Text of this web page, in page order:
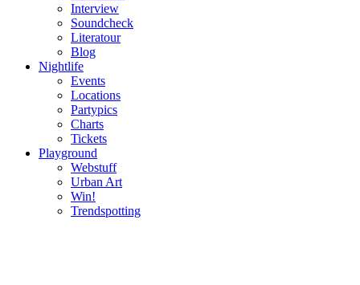
Interview
Soundcheck
Literatour
Blog
Nightlife
Events
Locations
Partypics
Charts
Tickets
Playground
Webstuff
Urban Art
Win!
Trendspotting